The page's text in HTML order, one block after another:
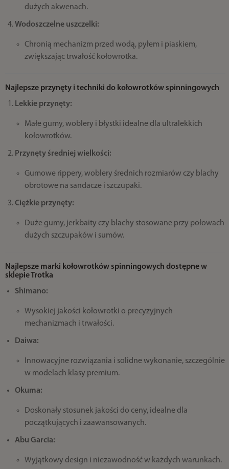
dużych akwenach.
Wodoszczelne uszczelki:
Chronią mechanizm przed wodą, pyłem i piaskiem,
zwiększając trwałość kołowrotka.
Najlepsze przynęty i techniki do kołowrotków spinningowych
Lekkie przynęty:
Małe gumy, woblery i błystki idealne dla ultralekkich
kołowrotków.
Przynęty średniej wielkości:
Gumowe rippery, woblery średnich rozmiarów czy blachy
obrotowe na sandacze i szczupaki.
Ciężkie przynęty:
Duże gumy, jerkbaity czy blachy stosowane przy połowach
dużych szczupaków i sumów.
Najlepsze marki kołowrotków spinningowych dostępne w
sklepie Trotka
Shimano:
Wysokiej jakości kołowrotki o precyzyjnych
mechanizmach i trwałości.
Daiwa:
Innowacyjne rozwiązania i solidne wykonanie, szczególnie
w modelach klasy premium.
Okuma:
Doskonały stosunek jakości do ceny, idealne dla
początkujących i zaawansowanych.
Abu Garcia:
Wyjątkowy design i niezawodność w każdych warunkach.